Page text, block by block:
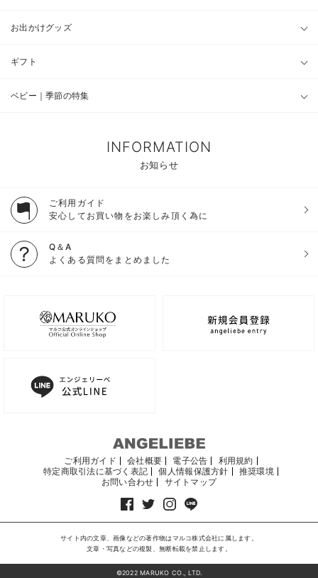
お出かけグッズ
ギフト
ベビー｜季節の特集
INFORMATION
お知らせ
ご利用ガイド
安心してお買い物をお楽しみ頂く為に
Q＆A
よくある質問をまとめました
ご利用ガイド 会社概要 電子公告
利用規約
特定商取引法に基づく表記
個人情報保護方針
推奨環境
お問い合わせ
サイトマップ
サイト内の文章、画像などの著作物はマルコ株式会社に属します。
文章・写真などの複製、無断転載を禁止します。
©2022 MARUKO CO., LTD.